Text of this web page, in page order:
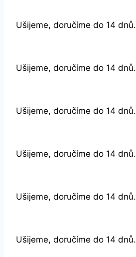
Ušijeme, doručíme do 14 dnů.
Ušijeme, doručíme do 14 dnů.
Ušijeme, doručíme do 14 dnů.
Ušijeme, doručíme do 14 dnů.
Ušijeme, doručíme do 14 dnů.
Ušijeme, doručíme do 14 dnů.